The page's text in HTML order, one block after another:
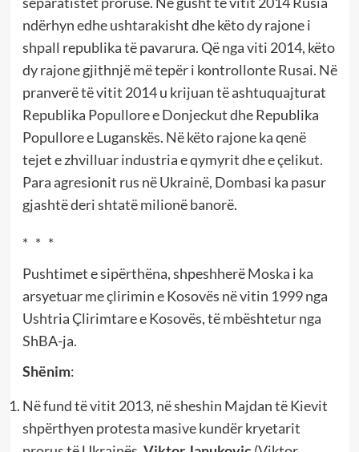
ndërhyn edhe ushtarakisht dhe këto dy rajone i
shpall republika të pavarura. Që nga viti 2014, këto
dy rajone gjithnjë më tepër i kontrollonte Rusai. Në
pranverë të vitit 2014 u krijuan të ashtuquajturat
Republika Popullore e Donjeckut dhe Republika
Popullore e Luganskës. Në këto rajone ka qenë
tejet e zhvilluar industria e qymyrit dhe e çelikut.
Para agresionit rus në Ukrainë, Dombasi ka pasur
gjashtë deri shtatë milionë banorë.
* * *
Pushtimet e sipërthëna, shpeshherë Moska i ka
arsyetuar me çlirimin e Kosovës në vitin 1999 nga
Ushtria Çlirimtare e Kosovës, të mbështetur nga
ShBA-ja.
Shënim:
Në fund të vitit 2013, në sheshin Majdan të Kievit
shpërthyen protesta masive kundër kryetarit